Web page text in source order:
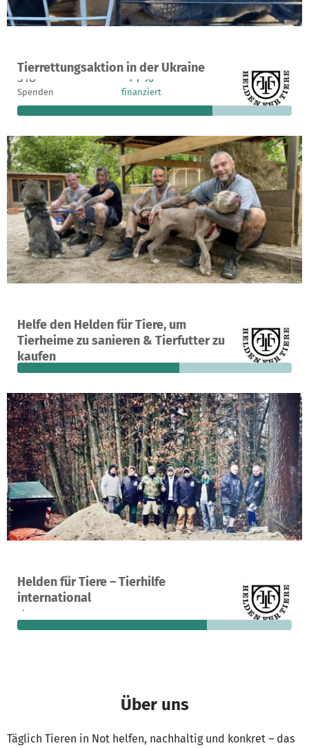
Tierrettungsaktion in der Ukraine
Ein Projekt in Kiew, Ukraine
318
Spenden
71 %
finanziert
8.418 €
fehlen noch
Helfe den Helden für Tiere, um
Tierheime zu sanieren & Tierfutter zu
kaufen
Ein Projekt in Kranenburg, Deutschland
65
Spenden
59 % 4.057 €
fehlen noch
Helden für Tiere – Tierhilfe
international
Ein Projekt in Kranenburg, Deutschland
238 9.269 €
fehlen noch
Über uns
Täglich Tieren in Not helfen, nachhaltig und konkret – das